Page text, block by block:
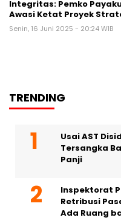
Integritas: Pemko
Awasi Ketat Proyek
Senin, 16 Juni 2025 - 20:24 WIB
TRENDING
Usai AST
Tersangka
Panji
Inspektorat
Retribusi
Ada Ruang